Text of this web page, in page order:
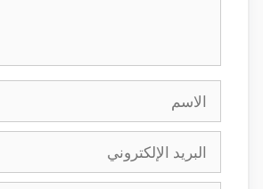
الإلكتروني